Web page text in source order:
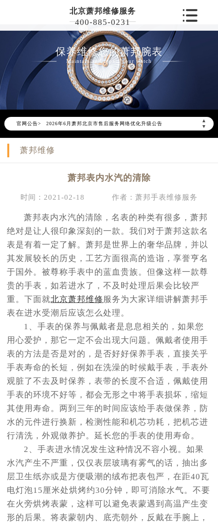
北京萧邦维修服务
400-885-0231
保养维修您的萧邦腕表
Maintain and repair your watch
官网公告>
▲
▼
2026年6月萧邦北京市售后服务网络优化升级公告
2026年6月北京市萧邦官方售后客户服务热线：400-885-0231
2026年6月萧邦售后服务中心最新网点地址：
节假日正常营业！
萧邦维修
萧邦表内水汽的清除
时间：2021-02-18 作者：萧邦手表维修服务
萧邦表内水汽的清除，名表的种类有很多，萧邦
绝对是让人很印象深刻的一款。我们对于萧邦这款名
表是有着一定了解。萧邦是世界上的奢华品牌，并以
其发展较长的历史，工艺方面很高的造诣，享誉亨名
于国外。被尊称手表中的蓝血贵族。但像这样一款尊
贵的手表，如若进水了，不及时处理后果会比较严
重。下面就北京萧邦维修 服务为大家详细讲解萧邦手
表在进水受潮后应该怎么处理。
1、手表的保养与佩戴者是息息相关的，如果您
用心爱护，那它一定不会出现大问题。佩戴者使用手
表的方法是否是对的，是否好好保养手表，直接关乎
手表寿命的长短，例如在洗澡的时候戴手表，手表外
观脏了不去及时保养，表带的长度不合适，佩戴使用
手表的环境不好等，都会无形之中将手表损坏，缩短
其使用寿命。两到三年的时间应该给手表做保养，防
水的元件进行换新，检测性能和机芯功耗，把机芯进
行清洗，外观做养护。延长您的手表的使用寿命。
2、手表进水情况发生这种情况不容小视。如果
水汽产生不严重，仅仅表层玻璃有雾气的话，抽出多
层卫生纸亦或是方便吸潮的绒布把表包严，在距40瓦
电灯泡15厘米处烘烤约30分钟，即可消除水气。不要
在火旁烘烤表蒙，这样可以避免表蒙遇到高温产生变
形的后果。将表蒙朝内、底壳朝外，反戴在手腕上，